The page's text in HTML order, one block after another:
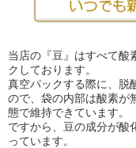
当店の『豆』はすべて酸
クしております。
真空パックする際に、脱
ので、袋の内部は酸素が
態で維持できています。
ですから、豆の成分が酸
っています。